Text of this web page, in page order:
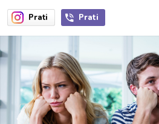
Prati Prati